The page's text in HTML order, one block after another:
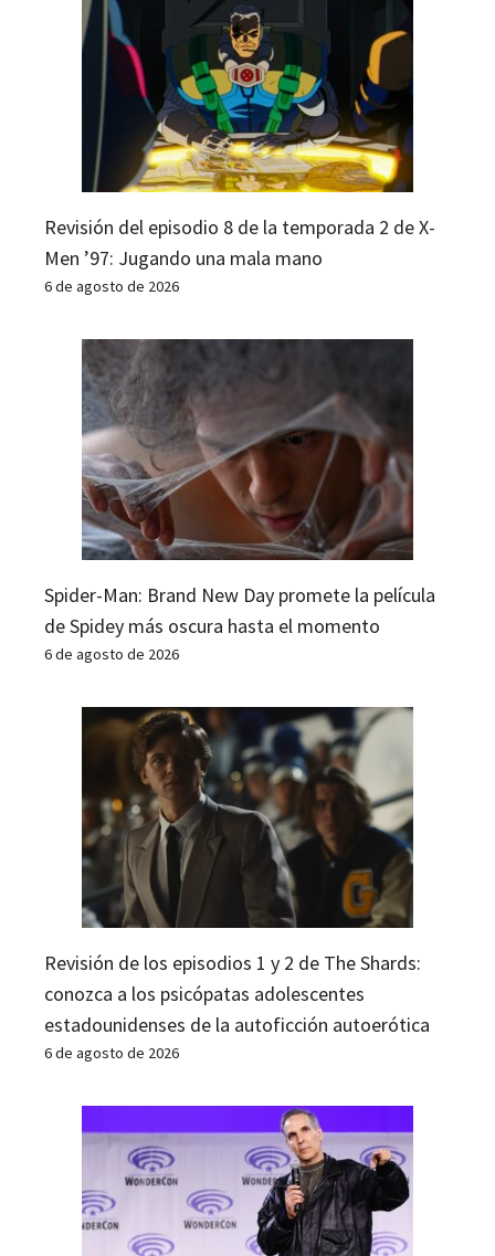
Revisión del episodio 8 de la temporada 2 de X-
Men ’97: Jugando una mala mano
6 de agosto de 2026
Spider-Man: Brand New Day promete la película
de Spidey más oscura hasta el momento
6 de agosto de 2026
Revisión de los episodios 1 y 2 de The Shards:
conozca a los psicópatas adolescentes
estadounidenses de la autoficción autoerótica
6 de agosto de 2026